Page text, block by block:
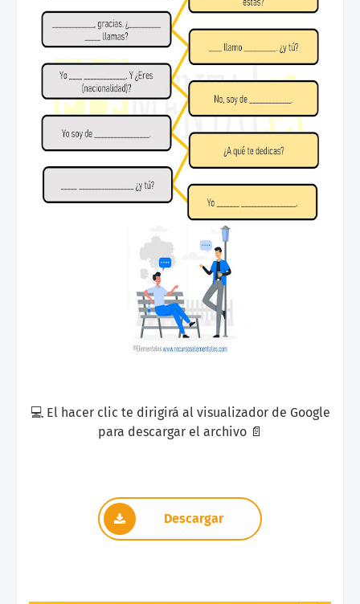
💻 El hacer clic te dirigirá al visualizador de Google
para descargar el archivo 📄
Descargar